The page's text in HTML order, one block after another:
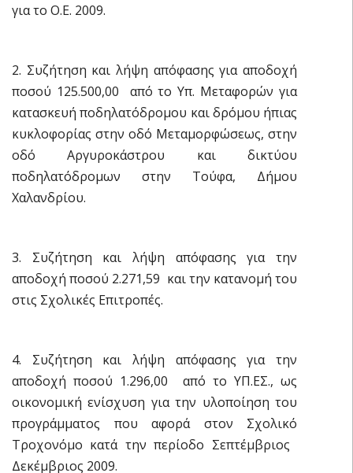
για το Ο.Ε. 2009.
2. Συζήτηση και λήψη απόφασης για αποδοχή
ποσού 125.500,00  από το Υπ. Μεταφορών για
κατασκευή ποδηλατόδρομου και δρόμου ήπιας
κυκλοφορίας στην οδό Μεταμορφώσεως, στην
οδό Αργυροκάστρου και δικτύου
ποδηλατόδρομων στην Τούφα, Δήμου
Χαλανδρίου.
3. Συζήτηση και λήψη απόφασης για την
αποδοχή ποσού 2.271,59  και την κατανομή του
στις Σχολικές Επιτροπές.
4. Συζήτηση και λήψη απόφασης για την
αποδοχή ποσού 1.296,00  από το ΥΠ.ΕΣ., ως
οικονομική ενίσχυση για την υλοποίηση του
προγράμματος που αφορά στον Σχολικό
Τροχονόμο κατά την περίοδο Σεπτέμβριος 
Δεκέμβριος 2009.